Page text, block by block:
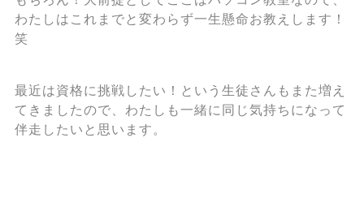
わたしはこれまでと変わらず一生懸命お教えします！
笑
最近は資格に挑戦したい！という生徒さんもまた増え
てきましたので、わたしも一緒に同じ気持ちになって
伴走したいと思います。